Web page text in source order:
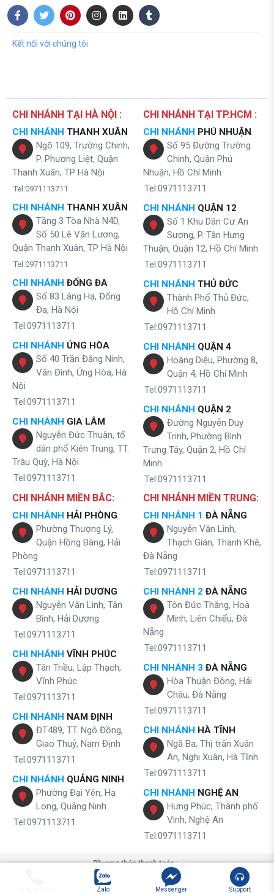
Kết nối với chúng tôi
CHI NHÁNH TẠI HÀ NỘI :
CHI NHÁNH THANH XUÂN
Ngõ 109, Trường Chinh,
P. Phương Liệt, Quận
Thanh Xuân, TP Hà Nội
Tel:0971113711
CHI NHÁNH THANH XUÂN
Tầng 3 Tòa Nhà N4D,
Số 50 Lê Văn Lương,
Quận Thanh Xuân, TP Hà Nội
Tel:0971113711
CHI NHÁNH ĐỐNG ĐA
Số 83 Láng Hạ, Đống
Đa, Hà Nội
Tel:0971113711
CHI NHÁNH ỨNG HÒA
Số 40 Trần Đăng Ninh,
Vân Đình, Ứng Hòa, Hà
Nội
Tel:0971113711
CHI NHÁNH GIA LÂM
Nguyễn Đức Thuận, tổ
dân phố Kiên Trung, TT.
Trâu Quỳ, Hà Nội
Tel:0971113711
CHI NHÁNH TẠI TP.HCM :
CHI NHÁNH PHÚ NHUẬN
Số 95 Đường Trường
Chinh, Quận Phú
Nhuận, Hồ Chí Minh
Tel:0971113711
CHI NHÁNH QUẬN 12
Số 1 Khu Dân Cư An
Sương, P. Tân Hưng
Thuận, Quận 12, Hồ Chí Minh
Tel:0971113711
CHI NHÁNH THỦ ĐỨC
Thành Phố Thủ Đức,
Hồ Chí Minh
Tel:0971113711
CHI NHÁNH QUẬN 4
Hoàng Diệu, Phường 8,
Quận 4, Hồ Chí Minh
Tel:0971113711
CHI NHÁNH QUẬN 2
Đường Nguyễn Duy
Trinh, Phường Bình
Trưng Tây, Quận 2, Hồ Chí
Minh
Tel:0971113711
CHI NHÁNH MIỀN BẮC:
CHI NHÁNH HẢI PHÒNG
Phường Thượng Lý,
Quận Hồng Bàng, Hải
Phòng
Tel:0971113711
CHI NHÁNH HẢI DƯƠNG
Nguyễn Văn Linh, Tân
Bình, Hải Dương
Tel:0971113711
CHI NHÁNH VĨNH PHÚC
Tân Triều, Lập Thạch,
Vĩnh Phúc
Tel:0971113711
CHI NHÁNH NAM ĐỊNH
ĐT489, TT. Ngô Đồng,
Giao Thuỷ, Nam Định
Tel:0971113711
CHI NHÁNH QUẢNG NINH
Phường Đại Yên, Hạ
Long, Quảng Ninh
Tel:0971113711
CHI NHÁNH MIỀN TRUNG:
CHI NHÁNH 1 ĐÀ NẴNG
Nguyễn Văn Linh,
Thạch Gián, Thanh Khê,
Đà Nẵng
Tel:0971113711
CHI NHÁNH 2 ĐÀ NẴNG
Tôn Đức Thắng, Hoà
Minh, Liên Chiểu, Đà
Nẵng
Tel:0971113711
CHI NHÁNH 3 ĐÀ NẴNG
Hòa Thuận Đông, Hải
Châu, Đà Nẵng
Tel:0971113711
CHI NHÁNH HÀ TĨNH
Ngã Ba, Thị trấn Xuân
An, Nghi Xuân, Hà Tĩnh
Tel:0971113711
CHI NHÁNH NGHỆ AN
Hưng Phúc, Thành phố
Vinh, Nghệ An
Tel:0971113711
Phương thức thanh toán :
Zalo Messenger Support